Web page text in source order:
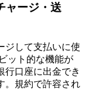
ャージ・送
ジして支払いに使
ット的な機能が
行口座に出金でき
。規約で許容され